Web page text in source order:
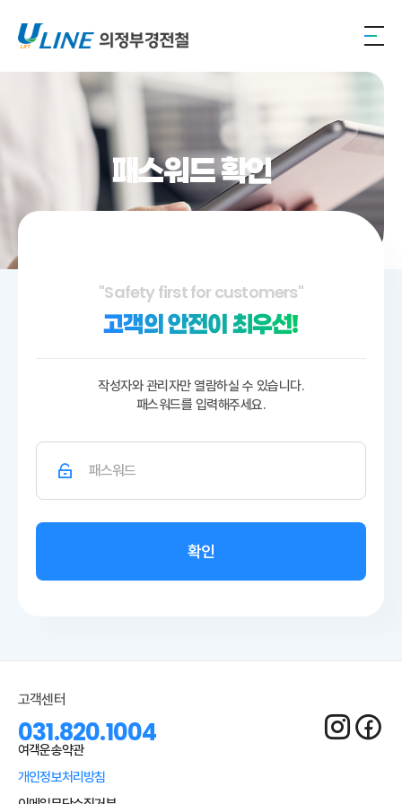
패스워드 확인
"Safety first for customers"
고객의 안전이 최우선!
작성자와 관리자만 열람하실 수 있습니다.
패스워드를 입력해주세요.
확인
고객센터
031.820.1004
여객운송약관
개인정보처리방침